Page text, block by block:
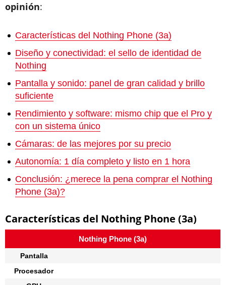
opinión:
Características del Nothing Phone (3a)
Diseño y conectividad: el sello de identidad de
Nothing
Pantalla y sonido: panel de gran calidad y brillo
suficiente
Rendimiento y software: mismo chip que el Pro y
con un sistema único
Cámaras: de las mejores por su precio
Autonomía: 1 día completo y listo en 1 hora
Conclusión: ¿merece la pena comprar el Nothing
Phone (3a)?
Características del Nothing Phone (3a)
Nothing Phone (3a)
Pantalla
Procesador